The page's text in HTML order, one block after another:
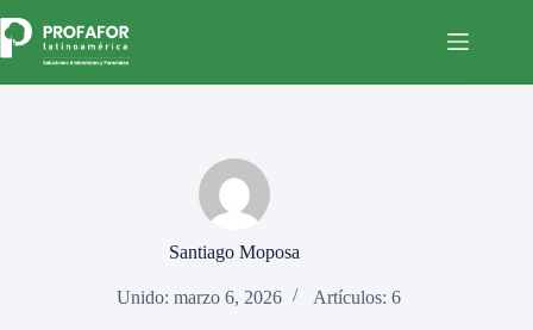
al
contenido
Santiago Moposa
Unido: marzo 6, 2026 Artículos: 6